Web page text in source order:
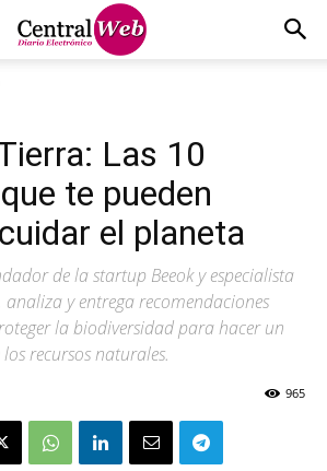
Las 10
te pueden
el planeta
de la startup Beeok y especialista
y entrega recomendaciones
la biodiversidad para hacer un
recursos naturales.
965